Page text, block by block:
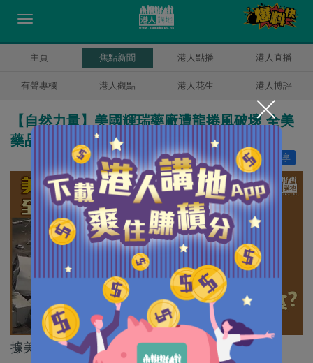
主頁 焦點新聞 港人點播 港人直播
有聲專欄 港人觀點 港人花生 港人博評
【自然力量】美國輝瑞藥廠遭龍捲風破壞 全美
藥品供應或面臨長期短缺
分享
讚好 11
據美聯社引述輝瑞公司消息，當地時間周三（19